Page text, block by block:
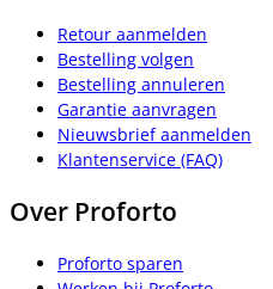
Retour aanmelden
Bestelling volgen
Bestelling annuleren
Garantie aanvragen
Nieuwsbrief aanmelden
Klantenservice (FAQ)
Over Proforto
Proforto sparen